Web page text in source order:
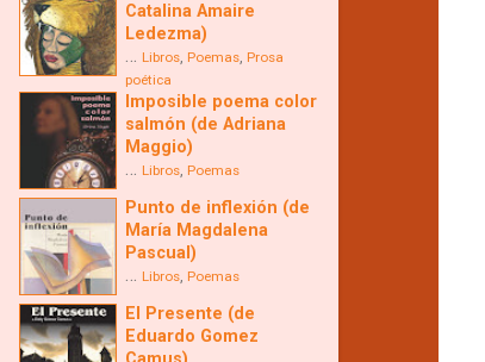
Catalina Amaire
Ledezma)
… Libros, Poemas, Prosa
poética
Imposible poema color
salmón (de Adriana
Maggio)
… Libros, Poemas
Punto de inflexión (de
María Magdalena
Pascual)
… Libros, Poemas
El Presente (de
Eduardo Gomez